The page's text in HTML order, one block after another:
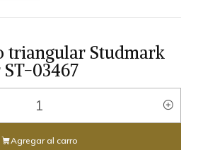
triangular Studmark
03467
Agregar al carro